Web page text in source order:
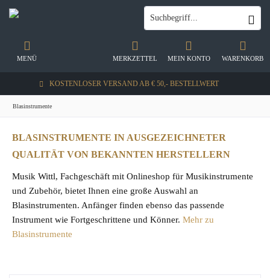
KOSTENLOSER VERSAND AB € 50,- BESTELLWERT
WARENKORB
MERKZETTEL MEIN KONTO
MENÜ
Blasinstrumente
BLASINSTRUMENTE IN AUSGEZEICHNETER
QUALITÄT VON BEKANNTEN HERSTELLERN
Musik Wittl, Fachgeschäft mit Onlineshop für Musikinstrumente
und Zubehör, bietet Ihnen eine große Auswahl an
Blasinstrumenten. Anfänger finden ebenso das passende
Instrument wie Fortgeschrittene und Könner. Mehr zu
Blasinstrumente